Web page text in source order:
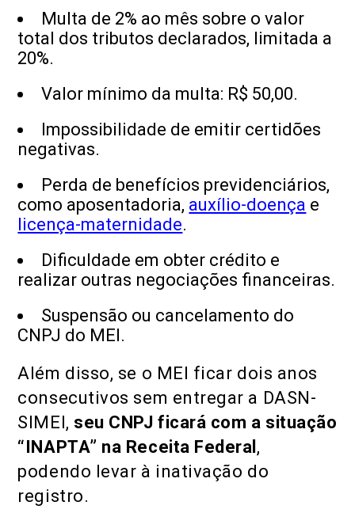
Multa de 2% ao mês sobre o valor
total dos tributos declarados, limitada a
20%.
Valor mínimo da multa: R$ 50,00.
Impossibilidade de emitir certidões
negativas.
Perda de benefícios previdenciários,
como aposentadoria, auxílio-doença e
licença-maternidade.
Dificuldade em obter crédito e
realizar outras negociações financeiras.
Suspensão ou cancelamento do
CNPJ do MEI.
Além disso, se o MEI ficar dois anos
consecutivos sem entregar a DASN-
SIMEI, seu CNPJ ficará com a situação
“INAPTA” na Receita Federal ,
podendo levar à inativação do
registro.